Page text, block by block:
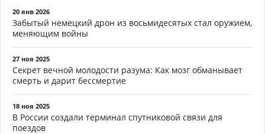
20 янв 2026
Забытый немецкий дрон из восьмидесятых стал оружием,
меняющим войны
27 ноя 2025
Секрет вечной молодости разума: Как мозг обманывает
смерть и дарит бессмертие
18 ноя 2025
В России создали терминал спутниковой связи для
поездов